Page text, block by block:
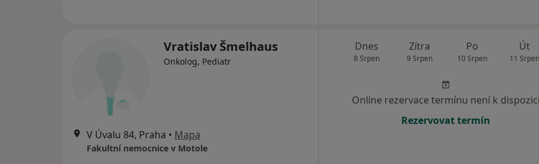
Vratislav Šmelhaus
Onkolog, Pediatr
V Úvalu 84, Praha • Mapa
Fakultní nemocnice v Motole
Dnes
8 Srpen
Zítra
9 Srpen
Po
10 Srpen
Út
11 Srpen
Online rezervace termínu není k dispozici
Rezervovat termín